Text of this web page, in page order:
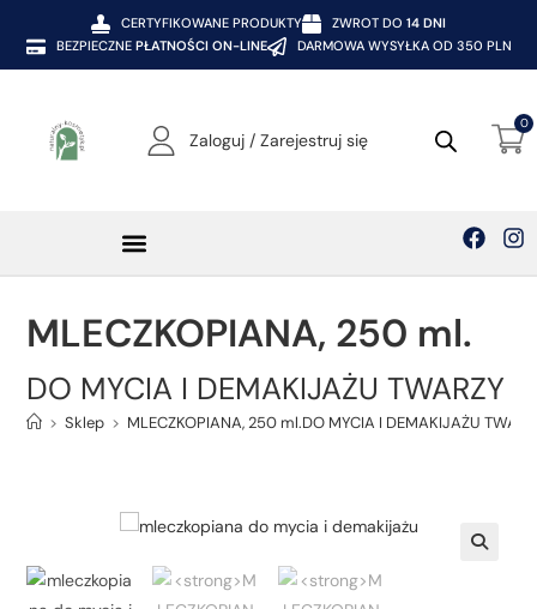
CERTYFIKOWANE PRODUKTY ZWROT DO 14 DNI
BEZPIECZNE PŁATNOŚCI ON-LINE DARMOWA WYSYŁKA OD 350 PLN
Zaloguj / Zarejestruj się
0
MLECZKOPIANA, 250 ml.
DO MYCIA I DEMAKIJAŻU TWARZY
> Sklep > MLECZKOPIANA, 250 ml.DO MYCIA I DEMAKIJAŻU